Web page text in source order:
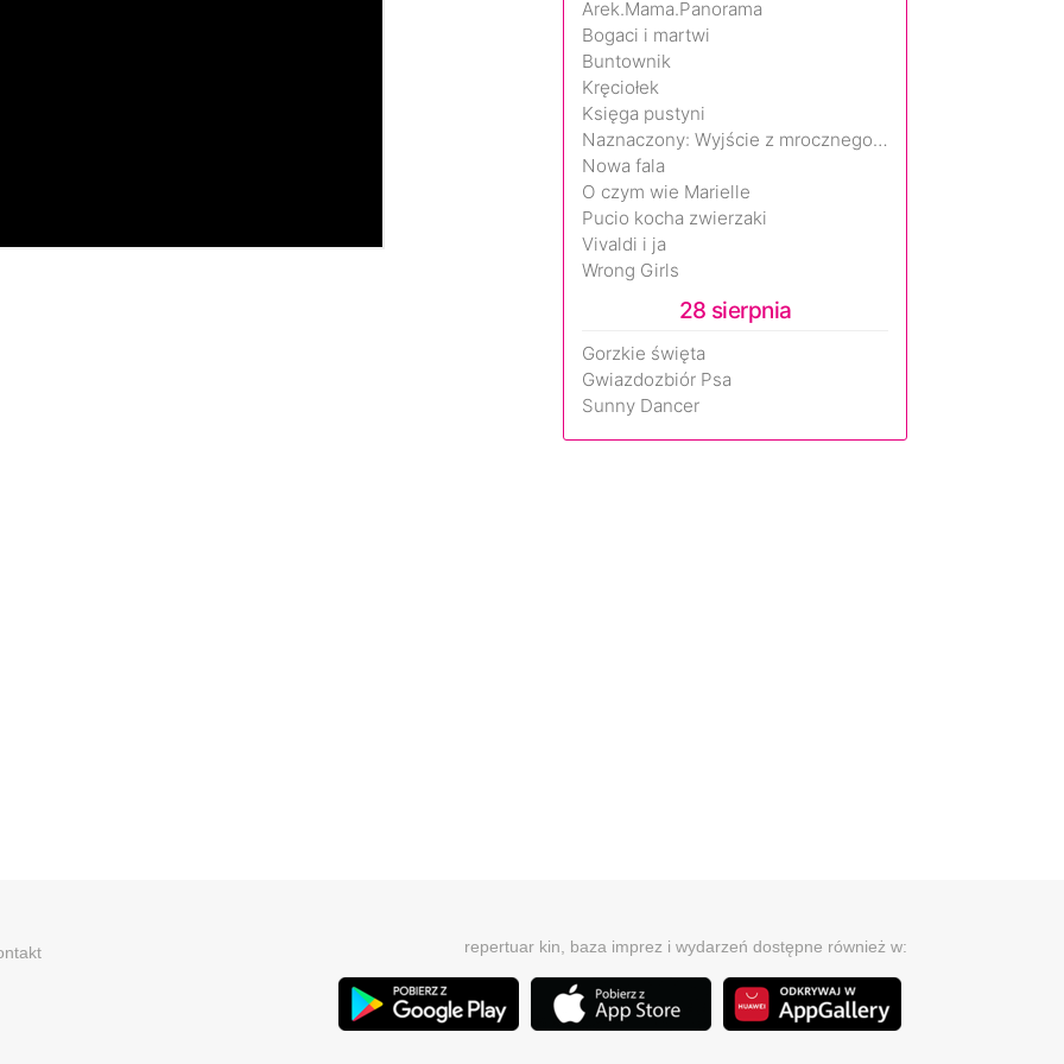
Arek.Mama.Panorama
Bogaci i martwi
Buntownik
Kręciołek
Księga pustyni
Naznaczony: Wyjście z mrocznego wymiaru
Nowa fala
O czym wie Marielle
Pucio kocha zwierzaki
Vivaldi i ja
Wrong Girls
28 sierpnia
Gorzkie święta
Gwiazdozbiór Psa
Sunny Dancer
repertuar kin, baza imprez i wydarzeń dostępne również w: